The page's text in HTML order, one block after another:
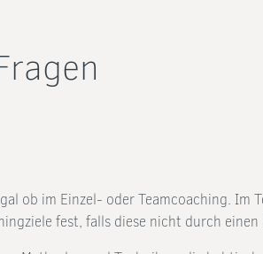
ob im Einzel- oder Teamcoaching. Im
fest, falls diese nicht durch